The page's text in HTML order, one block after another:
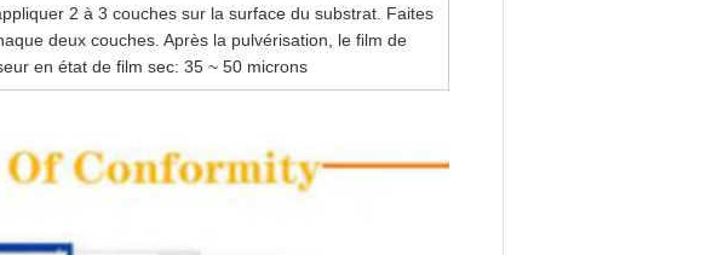
2 à 3 couches sur la surface du substrat. Faites
deux couches. Après la pulvérisation, le film de
en état de film sec: 35 ~ 50 microns